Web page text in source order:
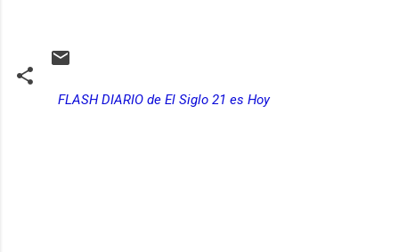
FLASH DIARIO de El Siglo 21 es Hoy